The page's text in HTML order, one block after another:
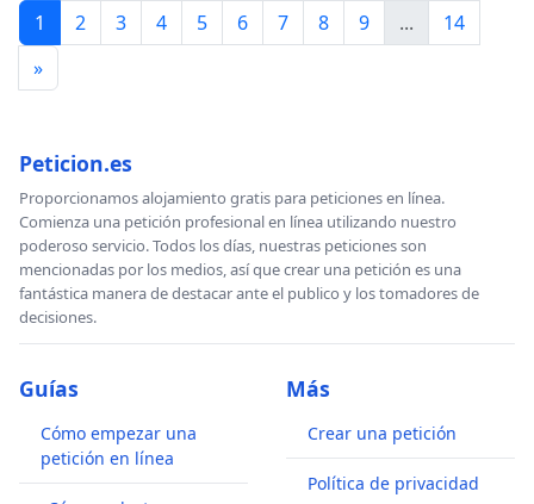
1 2 3 4 5 6 7 8 9 ...
14
»
Peticion.es
Proporcionamos alojamiento gratis para peticiones en línea.
Comienza una petición profesional en línea utilizando nuestro
poderoso servicio. Todos los días, nuestras peticiones son
mencionadas por los medios, así que crear una petición es una
fantástica manera de destacar ante el publico y los tomadores de
decisiones.
Guías
Cómo empezar una
petición en línea
Más
Crear una petición
Política de privacidad